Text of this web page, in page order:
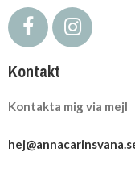
Kontakt
Kontakta mig via mejl